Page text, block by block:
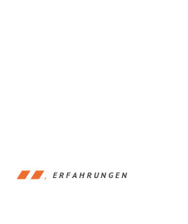
ERFAHRUNGEN